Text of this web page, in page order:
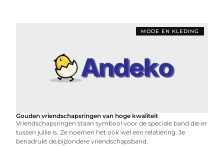
MODE EN KLEDING
Gouden vriendschapsringen van hoge kwaliteit
Vriendschapsringen staan symbool voor de speciale band die er
tussen jullie is. Ze noemen het ook wel een relatiering. Je
benadrukt de bijzondere vriendschapsband.